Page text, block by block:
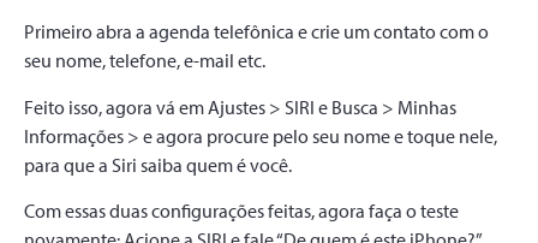
Primeiro abra a agenda telefônica e crie um contato com o
seu nome, telefone, e-mail etc.
Feito isso, agora vá em Ajustes > SIRI e Busca > Minhas
Informações > e agora procure pelo seu nome e toque nele,
para que a Siri saiba quem é você.
Com essas duas configurações feitas, agora faça o teste